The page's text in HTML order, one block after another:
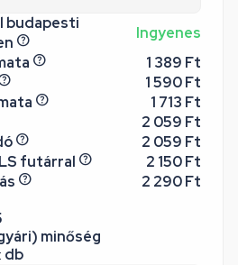
minőség
db
budapesti
Ingyenes
1 389 Ft
1 590 Ft
1 713 Ft
2 059 Ft
2 059 Ft
futárral
2 150 Ft
2 290 Ft